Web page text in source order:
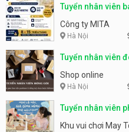
Tuyển nhân viên
parttime, fulltime
Công ty MITA
Hà Nội
Tuyển nhân viên
Shop online
Hà Nội
Tuyển nhân viên
động
Khu vui chơi May